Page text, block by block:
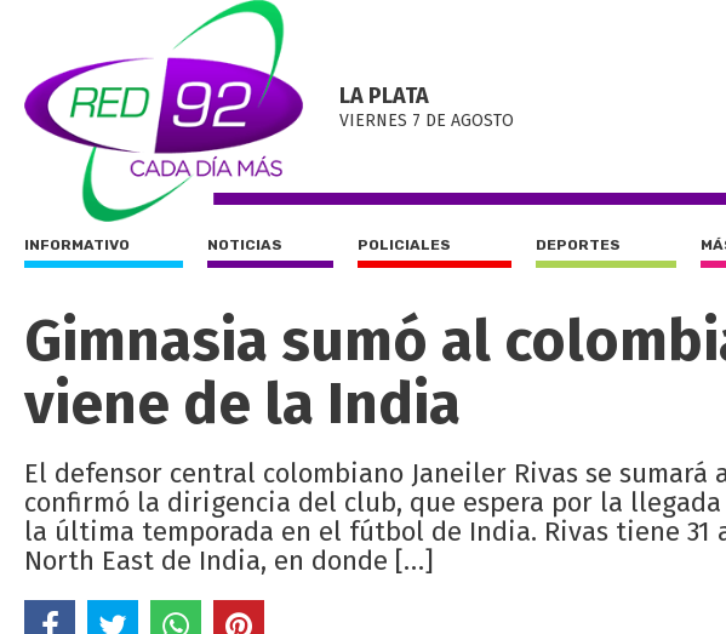
LA PLATA
VIERNES 7 DE AGOSTO
INFORMATIVO NOTICIAS POLICIALES DEPORTES
Gimnasia sumó al
viene de la India
El defensor central colombiano Janeiler Rivas se sumará
confirmó la dirigencia del club, que espera por la
la última temporada en el fútbol de India. Rivas tiene 31
North East de India, en donde […]